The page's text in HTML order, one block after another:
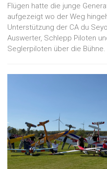
Flügen hatte die junge
aufgezeigt wo der Weg
Unterstützung der CA du
Auswerter, Schlepp Piloten
Seglerpiloten über die Bühne.